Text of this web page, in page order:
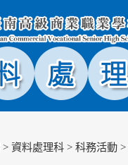
> 資料處理科 > 科務活動 >